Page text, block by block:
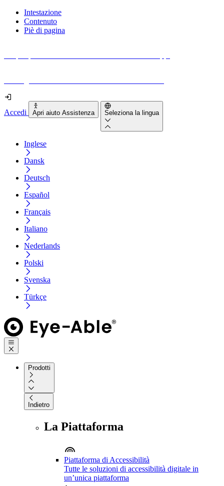
Intestazione
Contenuto
Piè di pagina
Accedi Apri aiuto Assistenza Seleziona la lingua
Inglese
Dansk
Deutsch
Español
Français
Italiano
Nederlands
Polski
Svenska
Türkçe
Prodotti
Indietro
La Piattaforma
Piattaforma di Accessibilità
Tutte le soluzioni di accessibilità digitale in
un’unica piattaforma